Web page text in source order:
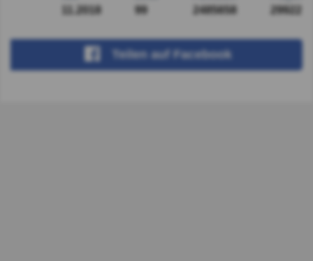
11.2018 99 2485658 29922
Teilenauf Facebook